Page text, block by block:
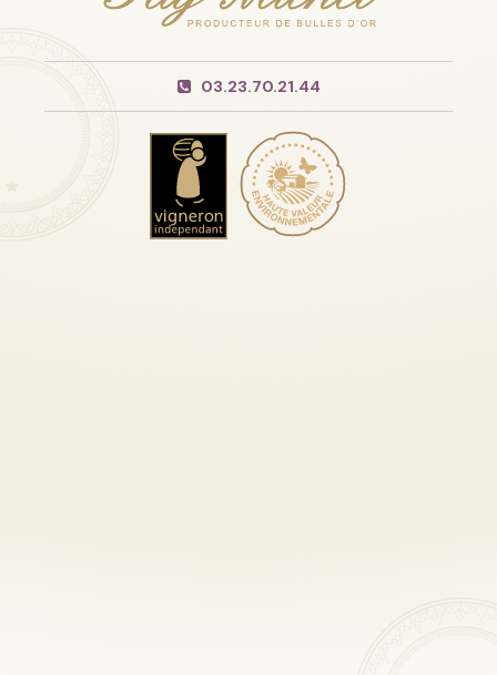
03.23.70.21.44